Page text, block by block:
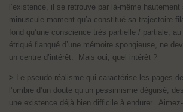
l’existence, il se retrouve par là-même
minuscule moment qu’a constitué sa trajectoire
fond qu’une conscience très partielle / partiale, au
étriqué flanqué d’une mémoire spongieuse, ne
un centre d’intérêt. Mais oui, quel intérêt ?
> Le pseudo-réalisme qui caractérise les pages
l’ombre d’un doute qu’un pessimisme déguisé,
une existence déjà bien difficile à endurer.